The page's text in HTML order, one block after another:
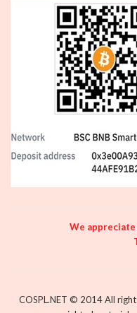
We
COSPL.NET © 2014 All